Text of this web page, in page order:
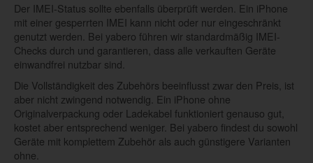
Der IMEI-Status sollte ebenfalls überprüft werden. Ein iPhone
mit einer gesperrten IMEI kann nicht oder nur eingeschränkt
genutzt werden. Bei yabero führen wir standardmäßig IMEI-
Checks durch und garantieren, dass alle verkauften Geräte
einwandfrei nutzbar sind.
Die Vollständigkeit des Zubehörs beeinflusst zwar den Preis, ist
aber nicht zwingend notwendig. Ein iPhone ohne
Originalverpackung oder Ladekabel funktioniert genauso gut,
kostet aber entsprechend weniger. Bei yabero findest du sowohl
Geräte mit komplettem Zubehör als auch günstigere Varianten
ohne.